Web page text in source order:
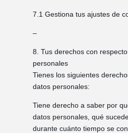
7.1 Gestiona tus ajustes de
–
8. Tus derechos con
personales
Tienes los siguientes
datos personales:
Tiene derecho a saber por
datos personales, qué
durante cuánto tiempo se